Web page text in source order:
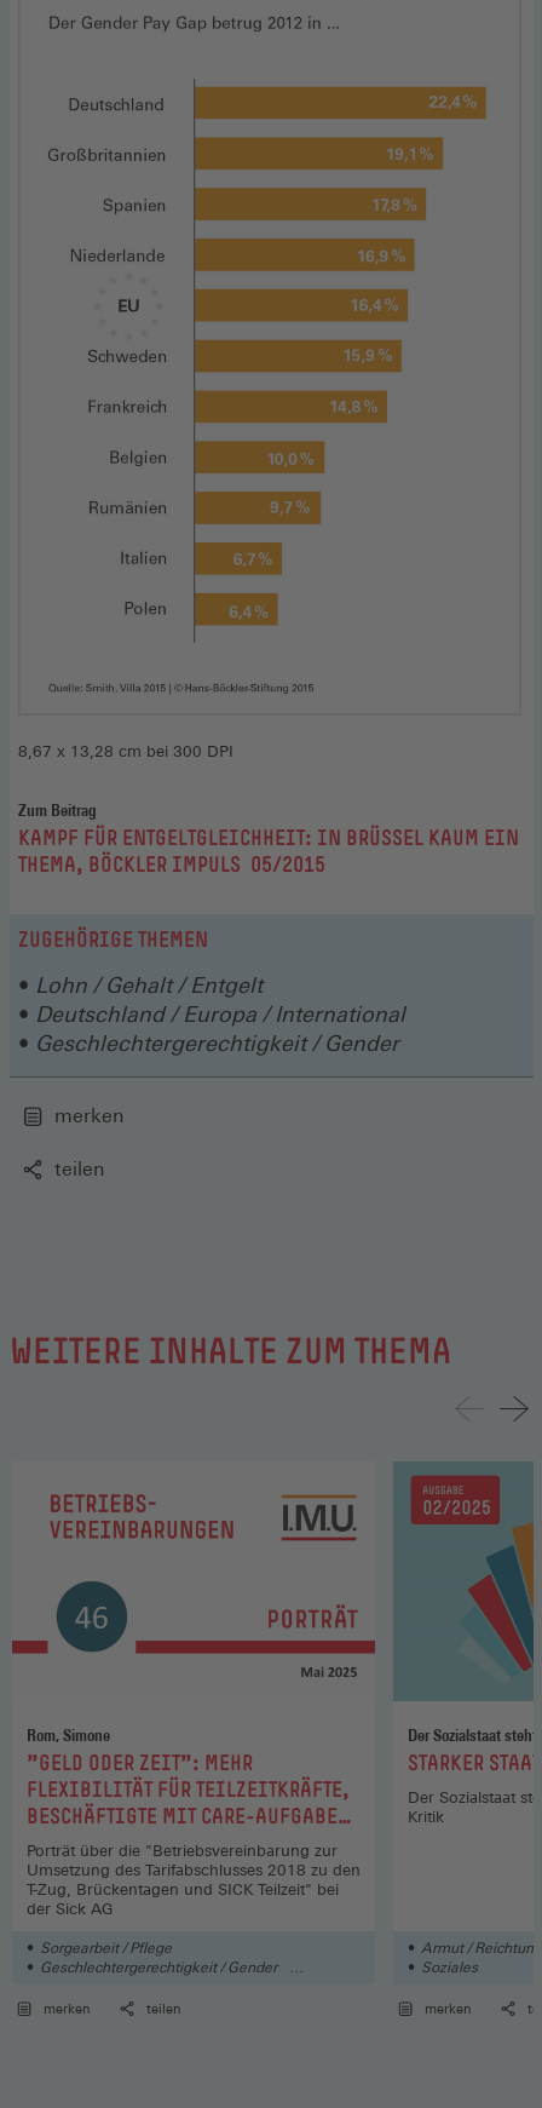
8,67 x 13,28 cm bei 300 DPI
Zum Beitrag
:KAMPF FÜR ENTGELTGLEICHHEIT: IN BRÜSSEL KAUM EIN
THEMA, BÖCKLER IMPULS 05/2015
ZUGEHÖRIGE THEMEN
Lohn / Gehalt / Entgelt
Deutschland / Europa / International
Geschlechtergerechtigkeit / Gender
merken
teilen
WEITERE INHALTE ZUM THEMA
Rom, Simone
:"GELD ODER ZEIT": MEHR
FLEXIBILITÄT FÜR TEILZEITKRÄFTE,
BESCHÄFTIGTE MIT CARE-AUFGABEN
UND SCHICHTARBEITENDE (2025)
Porträt über die "Betriebsvereinbarung zur
Umsetzung des Tarifabschlusses 2018 zu den
T-Zug, Brückentagen und SICK Teilzeit" bei
der Sick AG
Sorgearbeit / Pflege
Geschlechtergerechtigkeit / Gender
merken
teilen
Der Sozialstaat
:STARKER
Der Sozialstaat
Kritik
Armut / Reichtum
Soziales
merken